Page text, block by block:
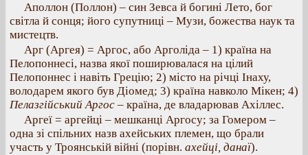
Аполлон (Поллон) – син Зевса й богині Лето, бог
світла й сонця; його супутниці – Музи, божества наук та
мистецтв.
Арг (Аргея) = Аргос, або Арголіда – 1) країна на
Пелопоннесі, назва якої поширювалася на цілий
Пелопоннес і навіть Грецію; 2) місто на річці Інаху,
володарем якого був Діомед; 3) країна навколо Мікен; 4)
Пелазгійський Аргос – країна, де владарював Ахіллес.
Аргеї = аргейці – мешканці Аргосу; за Гомером –
одна зі спільних назв ахейських племен, що брали
участь у Троянській війні (порівн. ахейці, данаї).